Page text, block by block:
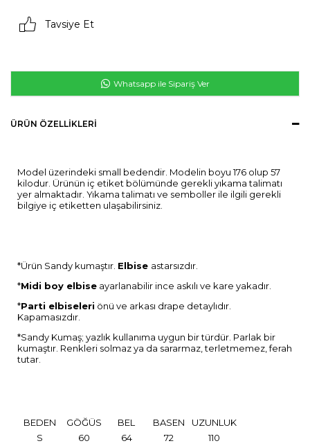
Tavsiye Et
Whatsapp ile Sipariş Ver
ÜRÜN ÖZELLIKLERI
Model üzerindeki small bedendir. Modelin boyu 176 olup 57
kilodur. Ürünün iç etiket bölümünde gerekli yıkama talimatı
yer almaktadır. Yıkama talimatı ve semboller ile ilgili gerekli
bilgiye iç etiketten ulaşabilirsiniz.
*Ürün Sandy kumaştır. Elbise astarsızdır.
*Midi boy elbise ayarlanabilir ince askılı ve kare yakadır.
*Parti elbiseleri önü ve arkası drape detaylıdır.
Kapamasızdır.
*Sandy Kumaş; yazlık kullanıma uygun bir türdür. Parlak bir
kumaştır. Renkleri solmaz ya da sararmaz, terletmemez, ferah
tutar.
BEDEN GÖĞÜS BEL BASEN
UZUNLUK
S
60 64 72
110